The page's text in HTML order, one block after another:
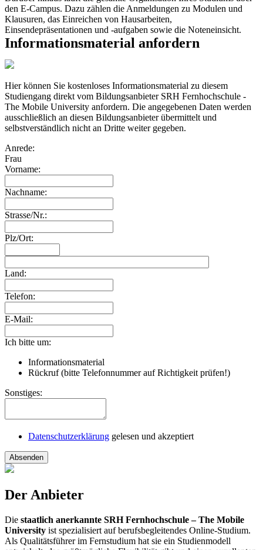
den E-Campus. Dazu zählen die Anmeldungen zu Modulen und
Klausuren, das Einreichen von Hausarbeiten,
Einsendepräsentationen und -aufgaben sowie die Noteneinsicht.
Informationsmaterial anfordern
Hier können Sie kostenloses Informationsmaterial zu diesem
Studiengang direkt vom Bildungsanbieter SRH Fernhochschule -
The Mobile University anfordern. Die angegebenen Daten werden
ausschließlich an diesen Bildungsanbieter übermittelt und
selbstverständlich nicht an Dritte weiter gegeben.
Anrede:
Frau
Vorname:
Nachname:
Strasse/Nr.:
Plz/Ort:
Land:
Telefon:
E-Mail:
Ich bitte um:
Informationsmaterial
Rückruf (bitte Telefonnummer auf Richtigkeit prüfen!)
Sonstiges:
Datenschutzerklärung gelesen und akzeptiert
Absenden
Der Anbieter
Die staatlich anerkannte SRH Fernhochschule – The Mobile
University ist spezialisiert auf berufsbegleitendes Online-Studium.
Als Qualitätsführer im Fernstudium hat sie ein Studienmodell